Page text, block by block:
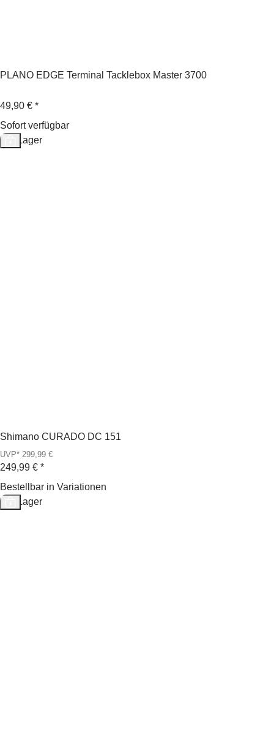
PLANO EDGE Terminal Tacklebox Master 3700
49,90 € *
Sofort verfügbar
Auf Lager
Shimano CURADO DC 151
UVP* 299,99 €
249,99 € *
Bestellbar in Variationen
Auf Lager